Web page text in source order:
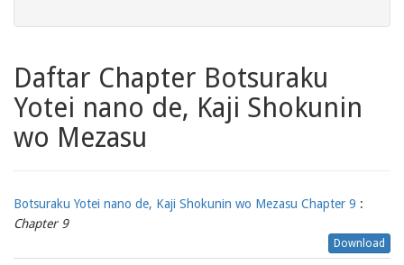
Daftar Chapter Botsuraku
Yotei nano de, Kaji Shokunin
wo Mezasu
Botsuraku Yotei nano de, Kaji Shokunin wo Mezasu Chapter 9 :
Chapter 9
Download